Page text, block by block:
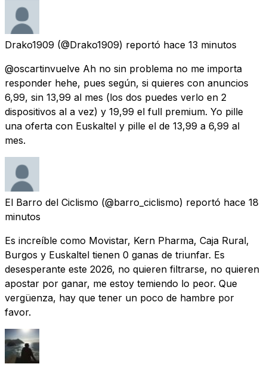
Drako1909 (@Drako1909) reportó hace 13 minutos
@oscartinvuelve Ah no sin problema no me importa
responder hehe, pues según, si quieres con anuncios
6,99, sin 13,99 al mes (los dos puedes verlo en 2
dispositivos al a vez) y 19,99 el full premium. Yo pille
una oferta con Euskaltel y pille el de 13,99 a 6,99 al
mes.
El Barro del Ciclismo (@barro_ciclismo) reportó hace 18
minutos
Es increíble como Movistar, Kern Pharma, Caja Rural,
Burgos y Euskaltel tienen 0 ganas de triunfar. Es
desesperante este 2026, no quieren filtrarse, no quieren
apostar por ganar, me estoy temiendo lo peor. Que
vergüenza, hay que tener un poco de hambre por
favor.